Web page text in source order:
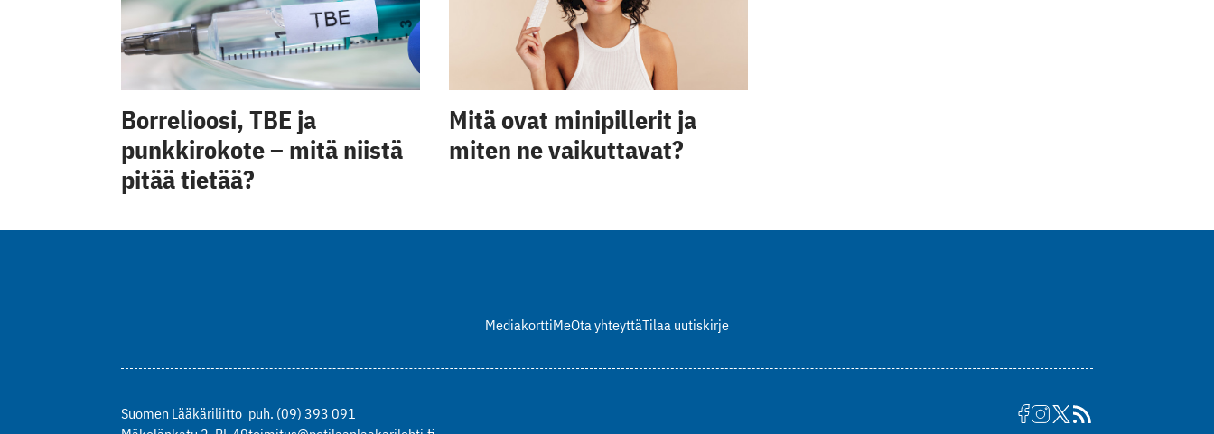
Borrelioosi, TBE ja
punkkirokote – mitä niistä
pitää tietää?
Mitä ovat minipillerit ja
miten ne vaikuttavat?
MediakorttiMeOta yhteyttäTilaa uutiskirje
Suomen Lääkäriliitto puh. (09) 393 091